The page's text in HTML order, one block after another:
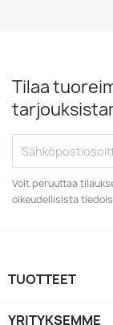
Tilaa
Voit peruuttaa
oikeudellisista
TUOTTEET
YRITYKSEMME